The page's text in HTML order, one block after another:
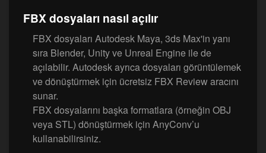
FBX dosyaları nasıl açılır
FBX dosyaları Autodesk Maya, 3ds Max'in yanı
sıra Blender, Unity ve Unreal Engine ile de
açılabilir. Autodesk ayrıca dosyaları görüntülemek
ve dönüştürmek için ücretsiz FBX Review aracını
sunar.
FBX dosyalarını başka formatlara (örneğin OBJ
veya STL) dönüştürmek için AnyConv’u
kullanabilirsiniz.